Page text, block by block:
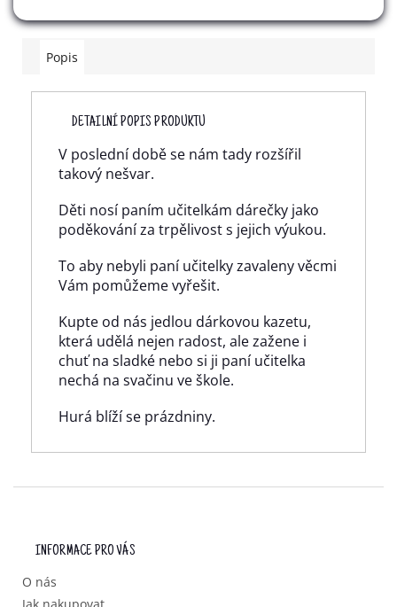
Popis
DETAILNÍ POPIS PRODUKTU
V poslední době se nám tady rozšířil
takový nešvar.
Děti nosí paním učitelkám dárečky jako
poděkování za trpělivost s jejich výukou.
To aby nebyli paní učitelky zavaleny věcmi
Vám pomůžeme vyřešit.
Kupte od nás jedlou dárkovou kazetu,
která udělá nejen radost, ale zažene i
chuť na sladké nebo si ji paní učitelka
nechá na svačinu ve škole.
Hurá blíží se prázdniny.
INFORMACE PRO VÁS
O nás